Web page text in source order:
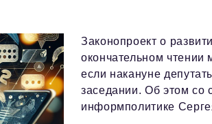
Законопроект о
окончательном
если накануне
заседании. Об этом со
информполитике